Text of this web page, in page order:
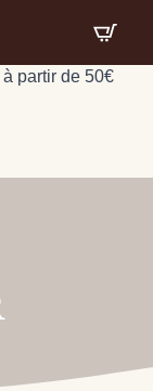
partir de 50€